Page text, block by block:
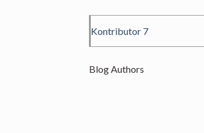
Kontributor 7
Blog Authors